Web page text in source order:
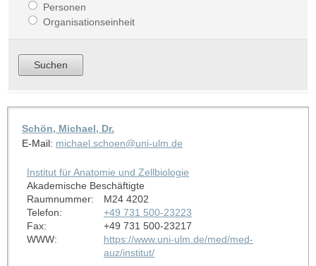
Personen
Organisationseinheit
Schön, Michael, Dr.
E-Mail: michael.schoen@uni-ulm.de
Institut für Anatomie und Zellbiologie
Akademische Beschäftigte
Raumnummer:
M24 4202
Telefon:
+49 731 500-23223
Fax:
+49 731 500-23217
WWW:
https://www.uni-ulm.de/med/med-
auz/institut/